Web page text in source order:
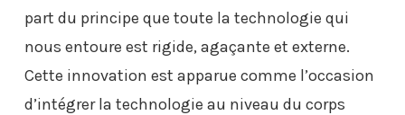
part du principe que toute la technologie qui
nous entoure est rigide, agaçante et externe.
Cette innovation est apparue comme l’occasion
d’intégrer la technologie au niveau du corps